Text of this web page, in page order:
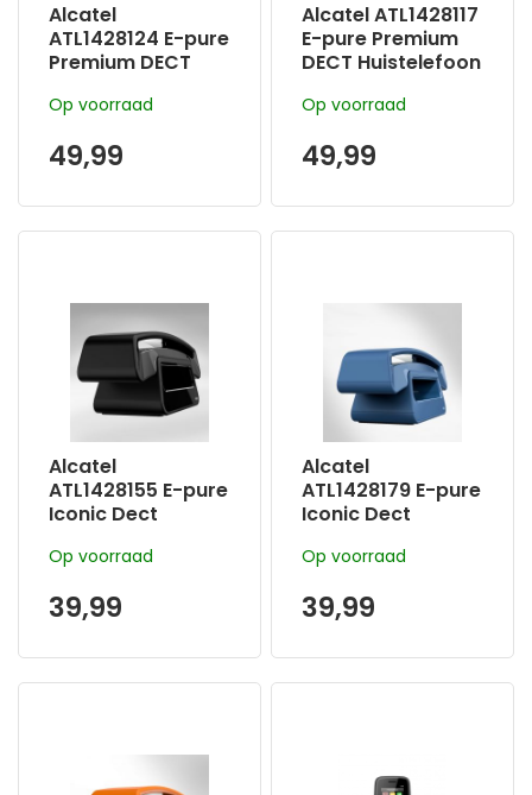
Alcatel
ATL1428124 E-pure
Premium DECT
Stijlvol & Veilig
Blokkeerfunctie &
at
Op voorraad
49,99
Alcatel ATL1428117
E-pure Premium
DECT Huistelefoon
Veilig met
Antwoordappara
Op voorraad
49,99
Alcatel
ATL1428155 E-pure
Iconic Dect
Zwart: Stijlvol,
elegant en goed
Op voorraad
39,99
Alcatel
ATL1428179 E-pure
Iconic Dect
blauw : Stijlvol,
elegant en goed
Op voorraad
39,99